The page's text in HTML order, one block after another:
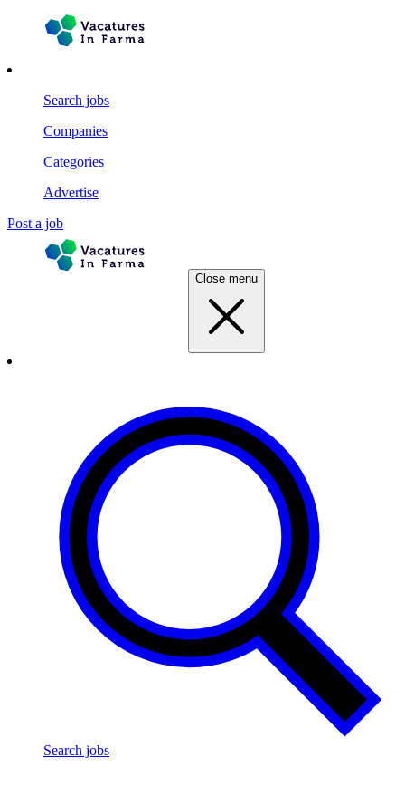
Search jobs
Companies
Categories
Advertise
Post a job
Close menu
Search jobs